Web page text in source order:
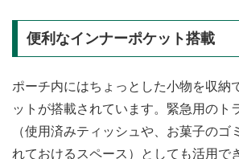
便利なインナーポケット搭載
ポーチ内にはちょっとした小物を収納
ットが搭載されています。緊急用のト
（使用済みティッシュや、お菓子のゴ
れておけるスペース）としても活用で